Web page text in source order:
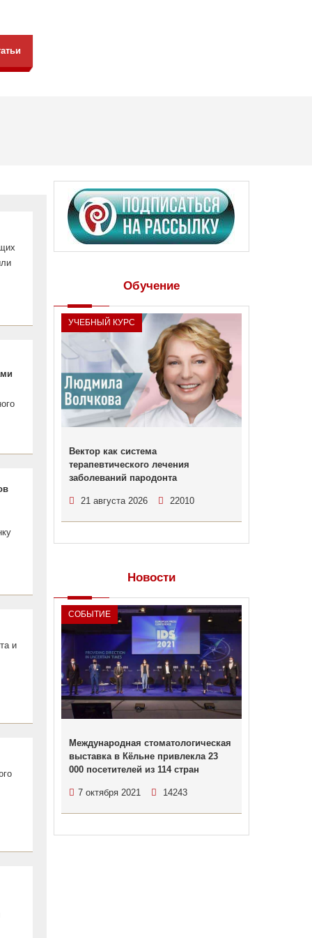
и
Обучение
УЧЕБНЫЙ КУРС
Вектор как система
терапевтического лечения
заболеваний пародонта
21 августа 2026 22010
Новости
СОБЫТИЕ
Международная стоматологическая
выставка в Кёльне привлекла 23
000 посетителей из 114 стран
7 октября 2021 14243